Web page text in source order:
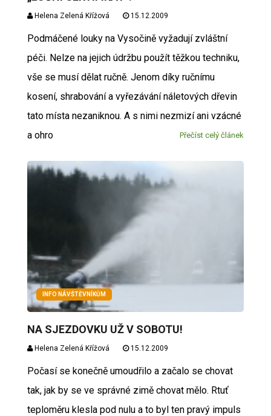
Helena Zelená Křížová 15.12.2009
Podmáčené louky na Vysočině vyžadují zvláštní
péči. Nelze na jejich údržbu použít těžkou techniku,
vše se musí dělat ručně. Jenom díky ručnímu
kosení, shrabování a vyřezávání náletových dřevin
tato místa nezaniknou. A s nimi nezmizí ani vzácné
a ohro
Přečíst celý článek
INFO NÁVŠTĚVNÍKŮM
NA SJEZDOVKU UŽ V SOBOTU!
Helena Zelená Křížová 15.12.2009
Počasí se konečně umoudřilo a začalo se chovat
tak, jak by se ve správné zimě chovat mělo. Rtuť
teploměru klesla pod nulu a to byl ten pravý impuls